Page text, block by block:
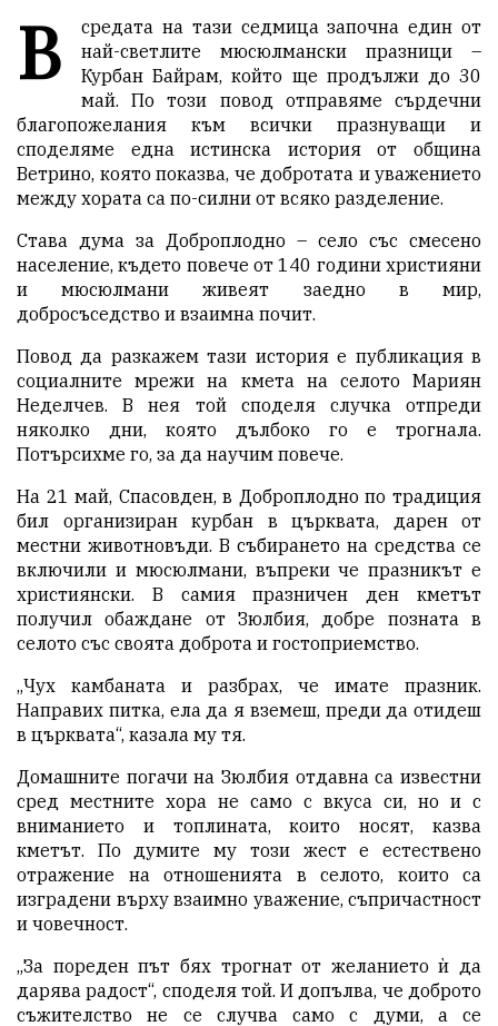
В
средата на тази седмица започна един от
най-светлите мюсюлмански празници –
Курбан Байрам, който ще продължи до 30
май. По този повод отправяме сърдечни
благопожелания към всички празнуващи и
споделяме една истинска история от община
Ветрино, която показва, че добротата и уважението
между хората са по-силни от всяко разделение.
Става дума за Доброплодно – село със смесено
население, където повече от 140 години християни
и мюсюлмани живеят заедно в мир,
добросъседство и взаимна почит.
Повод да разкажем тази история е публикация в
социалните мрежи на кмета на селото Мариян
Неделчев. В нея той споделя случка отпреди
няколко дни, която дълбоко го е трогнала.
Потърсихме го, за да научим повече.
На 21 май, Спасовден, в Доброплодно по традиция
бил организиран курбан в църквата, дарен от
местни животновъди. В събирането на средства се
включили и мюсюлмани, въпреки че празникът е
християнски. В самия празничен ден кметът
получил обаждане от Зюлбия, добре позната в
селото със своята доброта и гостоприемство.
„Чух камбаната и разбрах, че имате празник.
Направих питка, ела да я вземеш, преди да отидеш
в църквата“, казала му тя.
Домашните погачи на Зюлбия отдавна са известни
сред местните хора не само с вкуса си, но и с
вниманието и топлината, които носят, казва
кметът. По думите му този жест е естествено
отражение на отношенията в селото, които са
изградени върху взаимно уважение, съпричастност
и човечност.
„За пореден път бях трогнат от желанието ѝ да
дарява радост“, споделя той. И допълва, че доброто
съжителство не се случва само с думи, а се